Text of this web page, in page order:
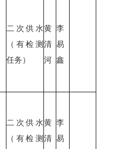
二次供水
（有检测
任务）
黄
清
河
李
易
鑫
二次供水
（有检测
黄
清
李
易